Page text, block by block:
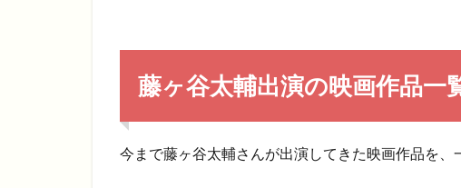
藤ヶ谷太輔出演の映画作品一
今まで藤ヶ谷太輔さんが出演してきた映画作品を